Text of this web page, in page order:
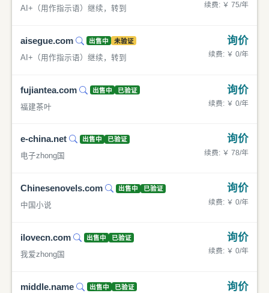
AI+（用作指示语）继续，转到 续费: ￥ 75/年
aisegue.com 出售中 未验证
AI+（用作指示语）继续，转到
询价
续费: ￥ 0/年
fujiantea.com 出售中 已验证
福建茶叶
询价
续费: ￥ 0/年
e-china.net 出售中 已验证
电子zhong国
询价
续费: ￥ 78/年
Chinesenovels.com 出售中 已验证
中国小说
询价
续费: ￥ 0/年
ilovecn.com 出售中 已验证
我爱zhong国
询价
续费: ￥ 0/年
middle.name 出售中 已验证 询价